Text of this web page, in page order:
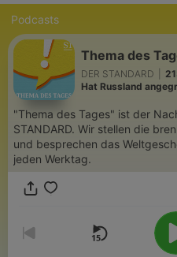
Podcasts
Thema des
DER STANDARD
Hat Russland
"Thema des Tages" ist der
STANDARD. Wir stellen die
und besprechen das
jeden Werktag.